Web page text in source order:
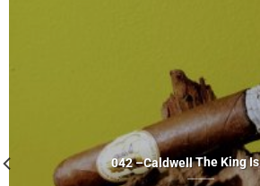
042 –CaldwellThe King Is